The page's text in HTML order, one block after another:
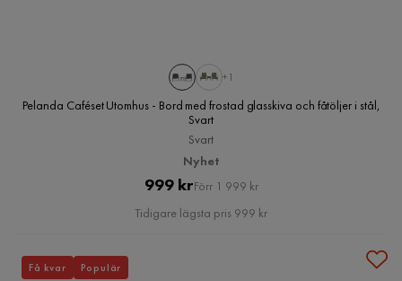
+1
Pelanda Caféset Utomhus - Bord med frostad glasskiva och fåtöljer i stål,
Svart
Svart
Nyhet
Pris
999 kr Original
Pris
Förr 1 999 kr
Tidigare lägsta pris 999 kr
Få kvar Populär